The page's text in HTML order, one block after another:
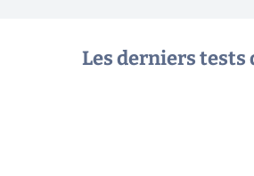
Les derniers tests